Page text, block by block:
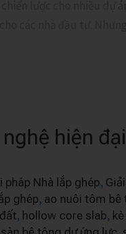
hiện
pháp Nhà lắp ghép,
ghép, ao nuôi tôm
, hollow core slab,